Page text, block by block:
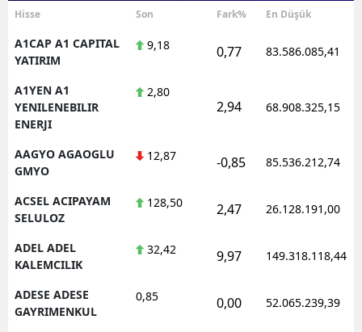
Hisse Son Fark% En Düşük
A1CAP A1 CAPITAL
YATIRIM
9,18 0,77 83.586.085,41
A1YEN A1
YENILENEBILIR
ENERJI
2,80
2,94 68.908.325,15
AAGYO AGAOGLU
GMYO
12,87 -0,85 85.536.212,74
ACSEL ACIPAYAM
SELULOZ
128,50 2,47 26.128.191,00
ADEL ADEL
KALEMCILIK
32,42 9,97 149.318.118,44
ADESE ADESE
GAYRIMENKUL
0,85 0,00 52.065.239,39